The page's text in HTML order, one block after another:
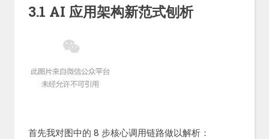
3.1 AI 应用架构新范式刨析
首先我对图中的 8 步核心调用链路做以解析：